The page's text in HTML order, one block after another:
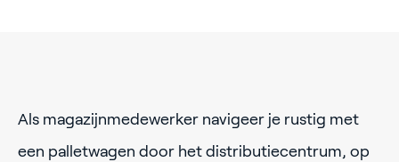
Als magazijnmedewerker navigeer je rustig met
een palletwagen door het distributiecentrum, op